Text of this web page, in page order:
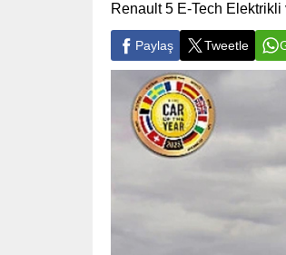
Renault 5 E-Tech Elektrikli
Paylaş Tweetle